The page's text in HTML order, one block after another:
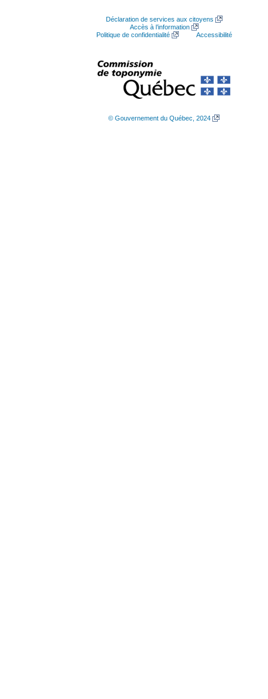
Déclaration de services aux citoyens
Accès à l’information
Politique de confidentialité
Accessibilité
© Gouvernement du Québec, 2024